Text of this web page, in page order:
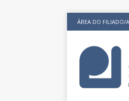
ÁREA DO FILIADO/A